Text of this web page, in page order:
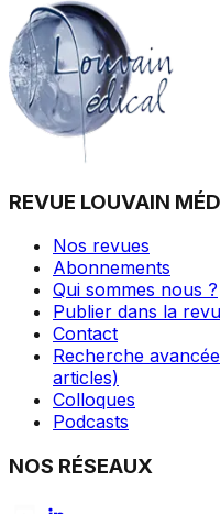
REVUE LOUVAIN
Nos revues
Abonnements
Qui sommes nous ?
Publier dans la
Contact
Recherche avancée
articles)
Colloques
Podcasts
NOS RÉSEAUX